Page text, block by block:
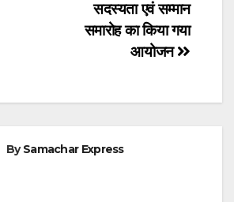
सदस्यता एवं सम्मान
समारोह का किया गया
आयोजन
BySamachar Express